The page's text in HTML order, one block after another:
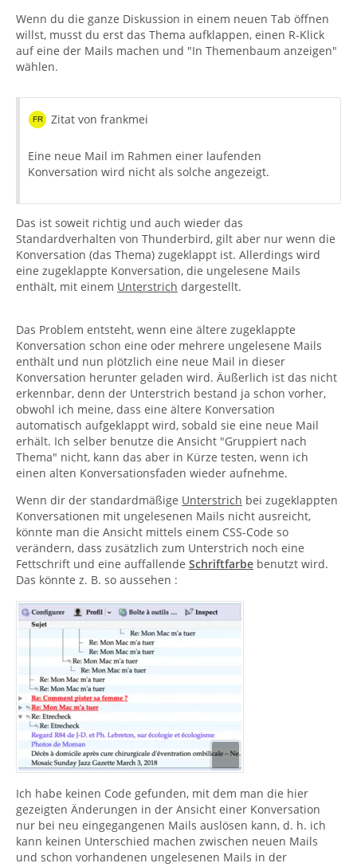
Wenn du die ganze Diskussion in einem neuen Tab öffnen
willst, musst du erst das Thema aufklappen, einen R-Klick
auf eine der Mails machen und "In Themenbaum anzeigen"
wählen.
Zitat von frankmei
Eine neue Mail im Rahmen einer laufenden
Konversation wird nicht als solche angezeigt.
Das ist soweit richtig und auch wieder das
Standardverhalten von Thunderbird, gilt aber nur wenn die
Konversation (das Thema) zugeklappt ist. Allerdings wird
eine zugeklappte Konversation, die ungelesene Mails
enthält, mit einem Unterstrich dargestellt.
Das Problem entsteht, wenn eine ältere zugeklappte
Konversation schon eine oder mehrere ungelesene Mails
enthält und nun plötzlich eine neue Mail in dieser
Konversation herunter geladen wird. Äußerlich ist das nicht
erkennbar, denn der Unterstrich bestand ja schon vorher,
obwohl ich meine, dass eine ältere Konversation
automatisch aufgeklappt wird, sobald sie eine neue Mail
erhält. Ich selber benutze die Ansicht "Gruppiert nach
Thema" nicht, kann das aber in Kürze testen, wenn ich
einen alten Konversationsfaden wieder aufnehme.
Wenn dir der standardmäßige Unterstrich bei zugeklappten
Konversationen mit ungelesenen Mails nicht ausreicht,
könnte man die Ansicht mittels einem CSS-Code so
verändern, dass zusätzlich zum Unterstrich noch eine
Fettschrift und eine auffallende Schriftfarbe benutzt wird.
Das könnte z. B. so aussehen :
Ich habe keinen Code gefunden, mit dem man die hier
gezeigten Änderungen in der Ansicht einer Konversation
nur bei neu eingegangenen Mails auslösen kann, d. h. ich
kann keinen Unterschied machen zwischen neuen Mails
und schon vorhandenen ungelesenen Mails in der